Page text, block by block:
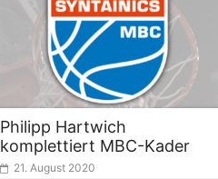
Philipp Hartwich
komplettiert MBC-Kader
21. August 2020